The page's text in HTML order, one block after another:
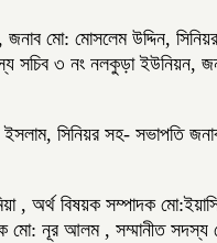
মো: মোসলেম উদ্দিন,
সচিব ৩ নং নলকুড়া ইউনিয়ন,
ইসলাম, সিনিয়র সহ-
, অর্থ বিষয়ক সম্পাদক
মো: নূর আলম , সম্মানীত